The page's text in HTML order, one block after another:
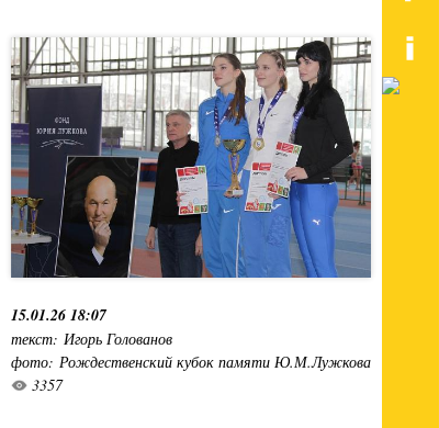
15.01.26 18:07
текст: Игорь Голованов
фото: Рождественский кубок памяти Ю.М.Лужкова
3357